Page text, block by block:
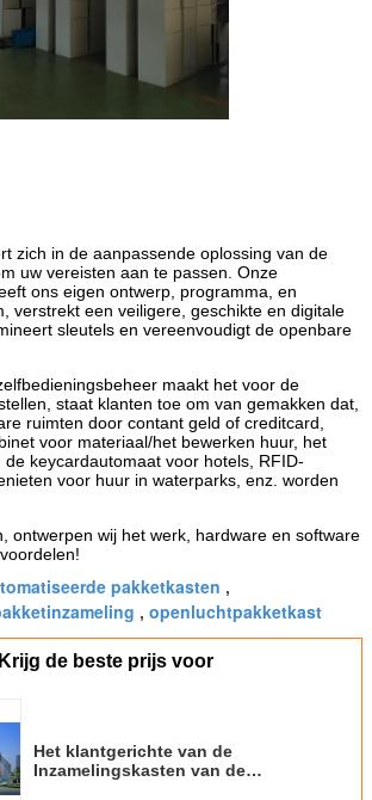
zich in de aanpassende oplossing van de
uw vereisten aan te passen. Onze
ons eigen ontwerp, programma, en
verstrekt een veiligere, geschikte en digitale
sleutels en vereenvoudigt de openbare
maakt het voor de
staat klanten toe om van gemakken dat,
ruimten door contant geld of creditcard,
voor materiaal/het bewerken huur, het
keycardautomaat voor hotels, RFID-
voor huur in waterparks, enz. worden
ontwerpen wij het werk, hardware en software
pakketkasten ,
, openluchtpakketkast
Krijg de beste prijs voor
Het klantgerichte van de
Inzamelingskasten van de